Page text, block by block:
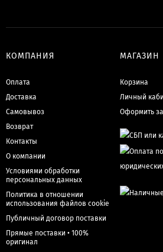
КОМПАНИЯ
Оплата
Доставка
Самовывоз
Возврат
Контакты
О компании
Условиями обработки
персональных данных
Политика в отношении
использования файлов cookie
Публичный договор поставки
Прямые поставки • 100%
оригинал
МАГАЗИН
Корзина
Личный
Оформить